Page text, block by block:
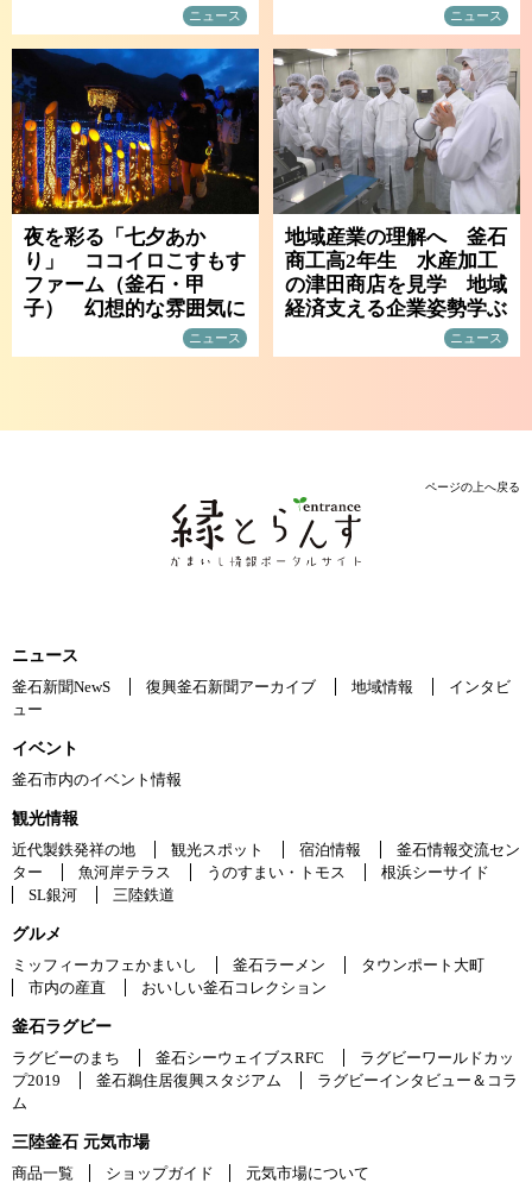
ニュース ニュース
夜を彩る「七夕あか
り」 ココイロこすもす
ファーム（釜石・甲
子） 幻想的な雰囲気に
ニュース
地域産業の理解へ 釜石
商工高2年生 水産加工
の津田商店を見学 地域
経済支える企業姿勢学ぶ
ニュース
ページの上へ戻る
ニュース
釜石新聞NewS
復興釜石新聞アーカイブ 地域情報
インタビ
ュー
イベント
釜石市内のイベント情報
観光情報
近代製鉄発祥の地
観光スポット 宿泊情報
釜石情報交流セン
ター
魚河岸テラス うのすまい・トモス
根浜シーサイド
SL銀河
三陸鉄道
グルメ
ミッフィーカフェかまいし
釜石ラーメン
タウンポート大町
市内の産直
おいしい釜石コレクション
釜石ラグビー
ラグビーのまち
釜石シーウェイブスRFC
ラグビーワールドカッ
プ2019
釜石鵜住居復興スタジアム
ラグビーインタビュー＆コラ
ム
三陸釜石 元気市場
商品一覧
ショップガイド 元気市場について